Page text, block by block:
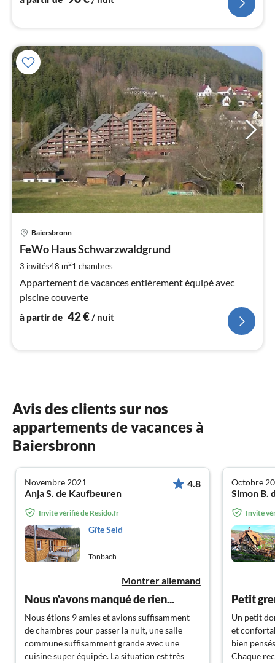
Baiersbronn
FeWo Haus Schwarzwaldgrund
3 invités48 m21 chambres
Appartement de vacances entièrement équipé avec
piscine couverte
à partir de 42€/ nuit
Avis des clients sur nos
appartements de vacances à
Baiersbronn
Novembre 2021
Anja S. de Kaufbeuren
4.8
Invité vérifié de Resido.fr
Gîte Seid
Tonbach
Montrer allemand
Nous n'avons manqué de rien...
Nous étions 9 amies et avions suffisamment
de chambres pour passer la nuit, une salle
commune suffisamment grande avec une
cuisine super équipée. La situation est très
Octobre
Simon B.
Invité
Petit
Un petit
et
bien
Chaque